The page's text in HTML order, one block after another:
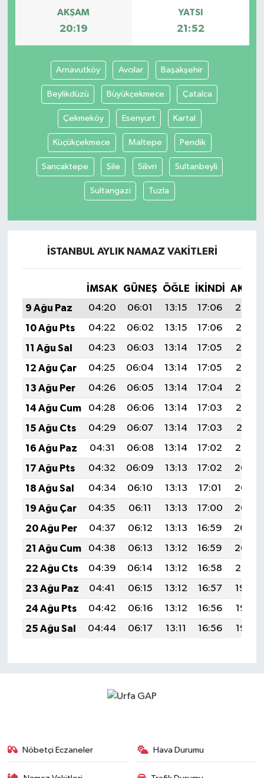
AKŞAM
20:19
YATSI
21:52
Arnavutköy Avcılar Başakşehir
Beylikdüzü Büyükçekmece Çatalca
Çekmeköy Esenyurt Kartal
Küçükçekmece Maltepe Pendik
Sancaktepe Şile Silivri Sultanbeyli
Sultangazi Tuzla
İSTANBUL AYLIK NAMAZ VAKITLERI
İMSAK GÜNEŞ ÖĞLE İKINDI
9 Ağu Paz
04:20 06:01 13:15 17:06
20:19
10 Ağu Pts
04:22 06:02 13:15 17:06
20:18
11 Ağu Sal
04:23 06:03 13:14 17:05
20:16
12 Ağu Çar
04:25 06:04 13:14 17:05
20:15
13 Ağu Per
04:26 06:05 13:14 17:04
20:14
14 Ağu Cum
04:28 06:06 13:14 17:03
20:12
15 Ağu Cts
04:29 06:07 13:14 17:03
20:11
16 Ağu Paz
04:31 06:08 13:14 17:02
20:10
17 Ağu Pts
04:32 06:09 13:13 17:02
20:08
18 Ağu Sal
04:34 06:10 13:13 17:01
20:07
19 Ağu Çar
04:35 06:11 13:13 17:00
20:05
20 Ağu Per
04:37 06:12 13:13 16:59
20:04
21 Ağu Cum
04:38 06:13 13:12 16:59
20:02
22 Ağu Cts
04:39 06:14 13:12 16:58
20:01
23 Ağu Paz
04:41 06:15 13:12 16:57
19:59
24 Ağu Pts
04:42 06:16 13:12 16:56
19:58
25 Ağu Sal
04:44 06:17 13:11 16:56 19:56
Nöbetçi Eczaneler Hava Durumu